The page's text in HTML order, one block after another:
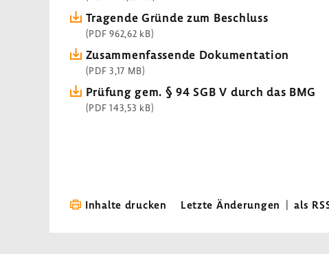
Tragende Gründe zum Beschluss
(PDF 962,62 kB)
Zusam­men­fas­sende Doku­men­ta­tion
(PDF 3,17 MB)
Prüfung gem. § 94 SGB V durch das BMG
(PDF 143,53 kB)
Inhalte drucken Letzte Änderungen | als